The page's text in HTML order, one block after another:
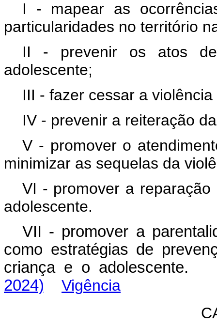
I - mapear as
particularidades no território
II - prevenir os atos
adolescente;
III - fazer cessar a
IV - prevenir a reiteração
V - promover o
minimizar as sequelas da
VI - promover a
adolescente.
VII - promover a
como estratégias de
criança e o
2024)
Vigência